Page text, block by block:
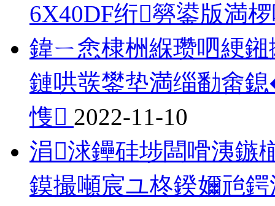
6X40DF绗簩鍙版満
鍏ㄧ悆棣栦緥瓒呬綆
鏈哄彂鐢垫満缁勫畬
愯 2022-11-10
涓浗鑸硅埗闆嗗洟鏃
鏌撮噸宸ユ柊鍨嬭兘